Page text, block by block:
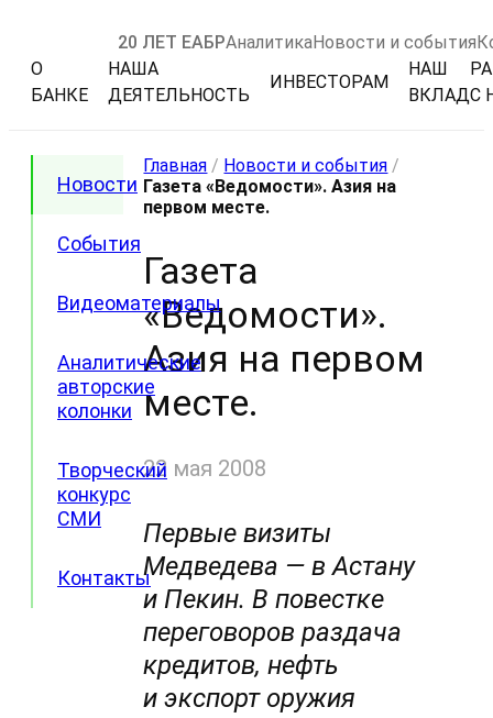
20 ЛЕТ ЕАБРАналитикаНовости и события
О
БАНКЕ
НАША
ДЕЯТЕЛЬНОСТЬ
ИНВЕСТОРАМ
НАШ
ВКЛАДС
Новости
События
Видеоматериалы
Аналитические
авторские
колонки
Творческий
конкурс
СМИ
Контакты
Главная / Новости и события /
Газета «Ведомости». Азия на
первом месте.
Газета
«Ведомости».
Азия на первом
месте.
22 мая 2008
Первые визиты
Медведева — в Астану
и Пекин. В повестке
переговоров раздача
кредитов, нефть
и экспорт оружия